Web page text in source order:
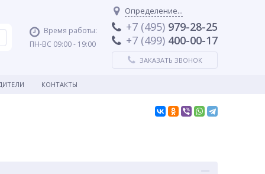
Время работы:
ПН-ВС 09:00 - 19:00
Определение...
+7 (495) 979-28-25
+7 (499) 400-00-17
ЗАКАЗАТЬ ЗВОНОК
КОНТАКТЫ